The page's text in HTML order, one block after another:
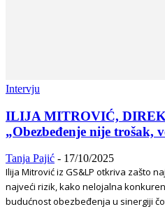
Intervju
ILIJA MITROVIĆ,
„Obezbeđenje nije trošak,
Tanja Pajić - 17/10/2025
Ilija Mitrović iz GS&LP otkriva zašto
najveći rizik, kako nelojalna
budućnost obezbeđenja u sinergiji